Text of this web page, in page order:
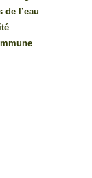
de l’eau